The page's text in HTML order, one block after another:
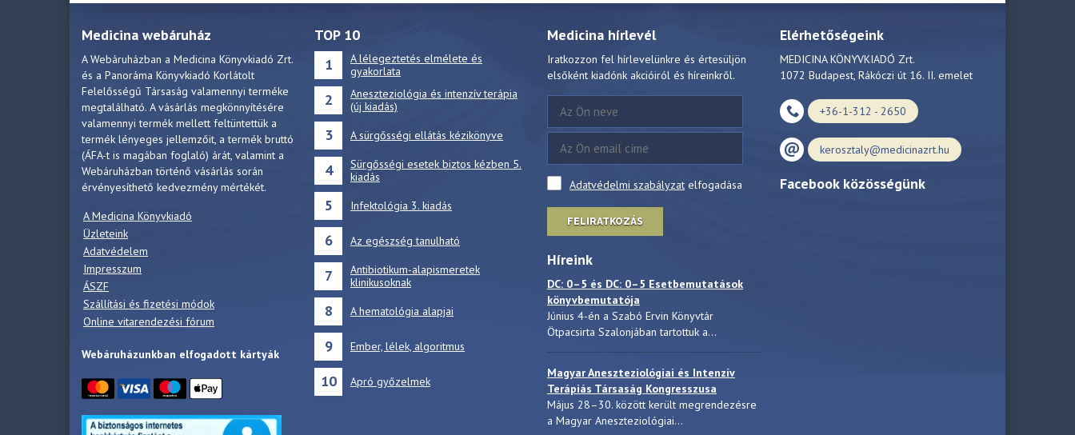
Medicina webáruház
A Webáruházban a Medicina Könyvkiadó Zrt.
és a Panoráma Könyvkiadó Korlátolt
Felelősségű Társaság valamennyi terméke
megtalálható. A vásárlás megkönnyítésére
valamennyi termék mellett feltüntettük a
termék lényeges jellemzőit, a termék bruttó
(ÁFA-t is magában foglaló) árát, valamint a
Webáruházban történő vásárlás során
érvényesíthető kedvezmény mértékét.
A Medicina Könyvkiadó
Üzleteink
Adatvédelem
Impresszum
ÁSZF
Szállítási és fizetési módok
Online vitarendezési fórum
Webáruházunkban elfogadott kártyák
TOP 10
1
A lélegeztetés elmélete és
gyakorlata
2
Aneszteziológia és intenzív terápia
(új kiadás)
3 A sürgősségi ellátás kézikönyve
4
Sürgősségi esetek biztos kézben 5.
kiadás
5 Infektológia 3. kiadás
6 Az egészség tanulható
7
Antibiotikum-alapismeretek
klinikusoknak
8 A hematológia alapjai
9 Ember, lélek, algoritmus
10 Apró győzelmek
Medicina hírlevél
Iratkozzon fel hírlevelünkre és értesüljön
elsőként kiadónk akcióiról és híreinkről.
Adatvédelmi szabályzat elfogadása
FELIRATKOZÁS
Híreink
DC: 0–5 és DC: 0–5 Esetbemutatások
könyvbemutatója
Június 4-én a Szabó Ervin Könyvtár
Ötpacsirta Szalonjában tartottuk a...
Magyar Aneszteziológiai és Intenzív
Terápiás Társaság Kongresszusa
Május 28–30. között került megrendezésre
a Magyar Aneszteziológiai...
Elérhetőségeink
MEDICINA KÖNYVKIADÓ Zrt.
1072 Budapest, Rákóczi út 16. II. emelet
+36-1-312 - 2650
kerosztaly@medicinazrt.hu
Facebook közösségünk